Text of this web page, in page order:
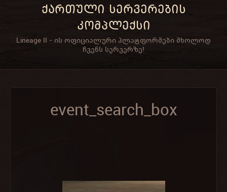
ქართული სერვერების
კომპლექსი
Lineage II - ის ოფიციალური პლატფორმები მხოლოდ
ჩვენს სერვერზე!
event_search_box